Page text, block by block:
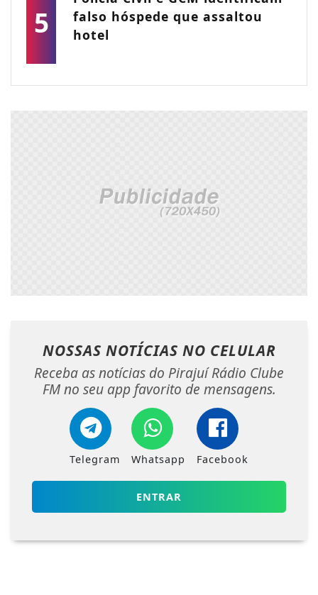
5
falso hóspede que assaltou
hotel
NOSSAS NOTÍCIAS NO CELULAR
Receba as notícias do Pirajuí Rádio Clube
FM no seu app favorito de mensagens.
Telegram Whatsapp Facebook
ENTRAR